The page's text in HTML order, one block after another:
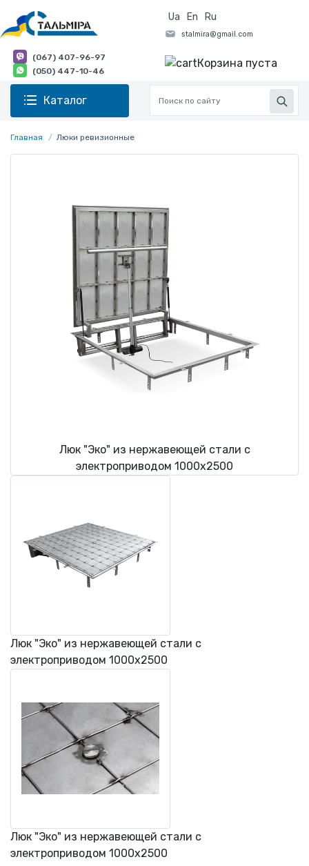
Ua En Ru
(067) 407-96-97
(050) 447-10-46
Корзина пуста
Каталог
Главная Люки ревизионные
Люк "Эко" из нержавеющей стали с
электроприводом 1000х2500
Люк "Эко" из нержавеющей стали с
электроприводом 1000х2500
Люк "Эко" из нержавеющей стали с
электроприводом 1000х2500